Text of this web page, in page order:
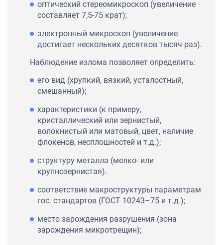
оптический стереомикроскоп (увеличение
составляет 7,5-75 крат);
электронный микроскоп (увеличение
достигает нескольких десятков тысяч раз).
Наблюдение излома позволяет определить:
его вид (хрупкий, вязкий, усталостный,
смешанный);
характеристики (к примеру,
кристаллический или зернистый,
волокнистый или матовый, цвет, наличие
флокенов, несплошностей и т.д.);
структуру металла (мелко- или
крупнозернистая).
соответствие макроструктуры параметрам
гос. стандартов (ГОСТ 10243–75 и т.д.);
место зарождения разрушения (зона
зарождения микротрещин);